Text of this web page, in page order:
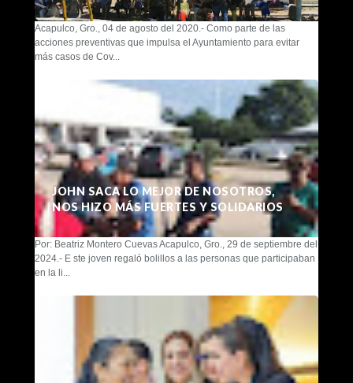
Acapulco, Gro., 04 de agosto del 2020.- Como parte de las
acciones preventivas que impulsa el Ayuntamiento para evitar
más casos de Cov...
JOHN SACA LO MEJOR DE NOSOTROS,
NOS HIZO MÁS FUERTES Y SOLIDARIOS
Por: Beatriz Montero Cuevas Acapulco, Gro., 29 de septiembre del
2024.- E ste joven regaló bolillos a las personas que participaban
en la li...